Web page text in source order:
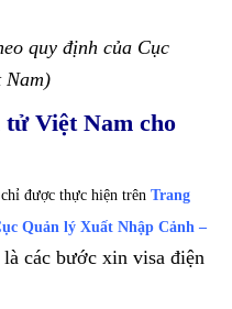
quy định của Cục
Nam)
Việt Nam cho
được thực hiện trên Trang
Quản lý Xuất Nhập Cảnh –
các bước xin visa điện